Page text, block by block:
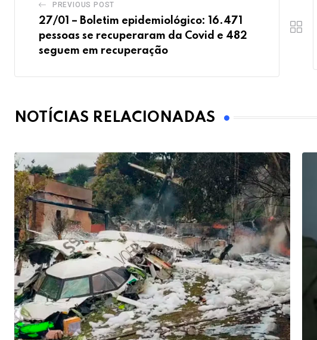
PREVIOUS POST
27/01 – Boletim epidemiológico: 16.471
pessoas se recuperaram da Covid e 482
seguem em recuperação
NOTÍCIAS RELACIONADAS